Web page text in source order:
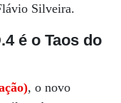
Silveira.
é o Taos do
, o novo